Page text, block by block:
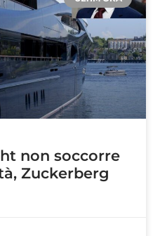
non soccorre
Zuckerberg